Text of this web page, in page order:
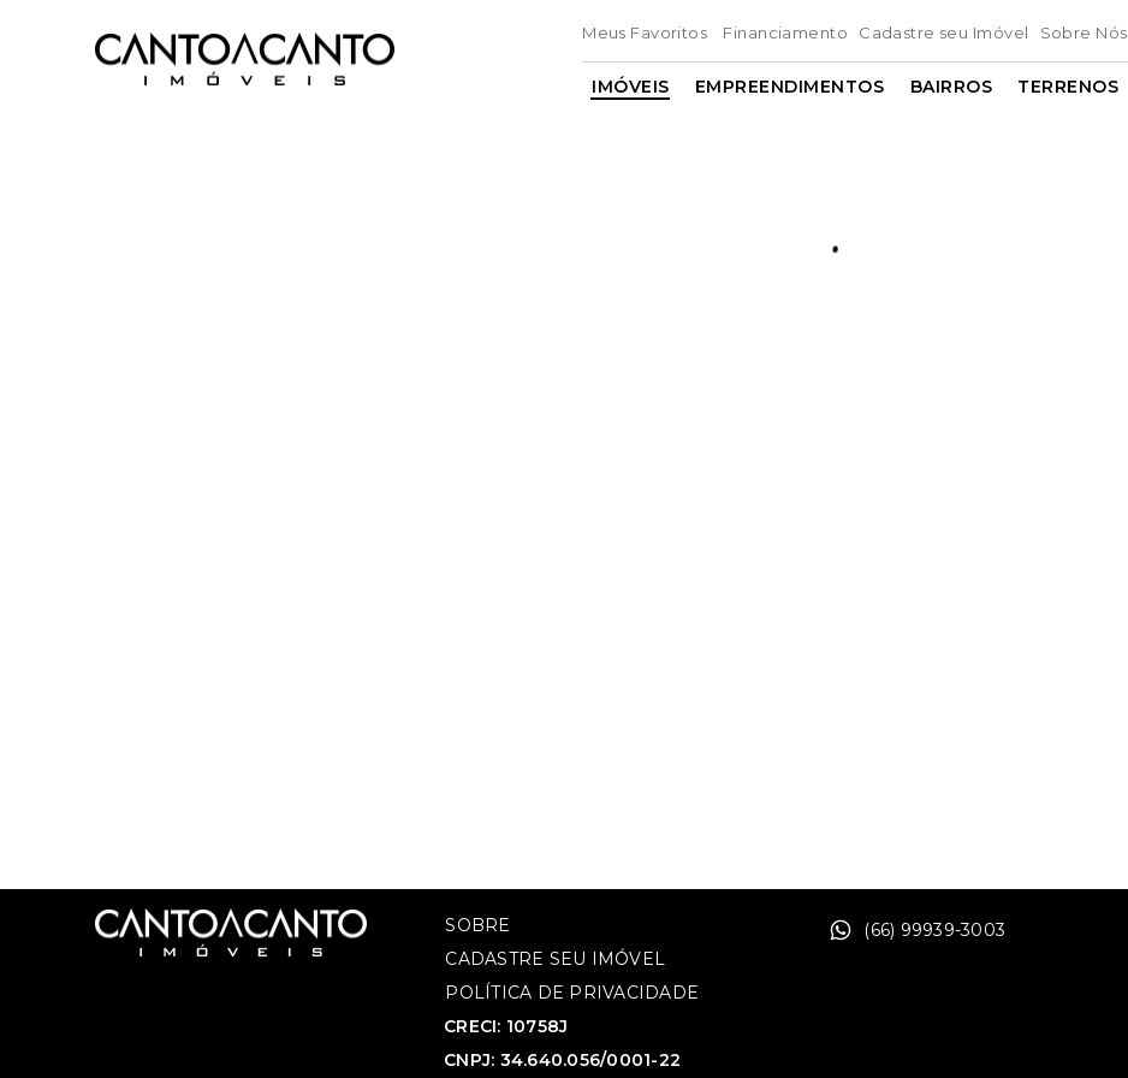
Meus Favoritos Financiamento Cadastre seu Imóvel Sobre Nós
IMÓVEIS EMPREENDIMENTOS BAIRROS TERRENOS
SOBRE
CADASTRE SEU IMÓVEL
POLÍTICA DE PRIVACIDADE
CRECI: 10758J
CNPJ: 34.640.056/0001-22
(66) 99939-3003